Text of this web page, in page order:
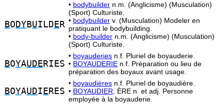
BO DYBUILD E R
• bodybuilder n.m. (Anglicisme) (Musculation)
(Sport) Culturiste.
• bodybuilder v. (Musculation) Modeler en
pratiquant le bodybuilding.
• body-builder n.m. (Anglicisme) (Musculation)
(Sport) Culturiste.
BOYAUDE RIES
• boyauderies n.f. Pluriel de boyauderie.
• BOYAUDERIE n.f. Préparation ou lieu de
préparation des boyaux avant usage.
BOYAUDI E RES
• boyaudières n.f. Pluriel de boyaudière.
• BOYAUDIER,
ÈRE n. et adj. Personne
employée à la boyauderie.